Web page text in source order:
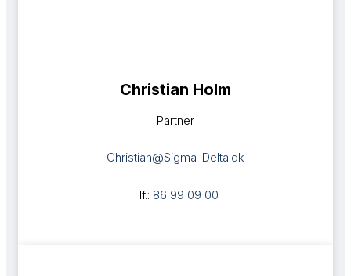
Christian Holm​
Partner
Christian@Sigma-Delta.dk
Tlf.: 86 99 09 00